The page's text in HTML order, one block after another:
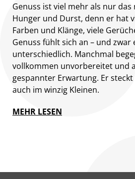
Genuss ist viel mehr als nur das
Hunger und Durst, denn er hat
Farben und Klänge, viele
Genuss fühlt sich an – und zwar
unterschiedlich. Manchmal
vollkommen unvorbereitet und
gespannter Erwartung. Er
auch im winzig Kleinen.
MEHR LESEN